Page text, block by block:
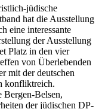
jüdische
hat die Ausstellung
eine interessante
der Ausstellung
Platz in den vier
von Überlebenden
mit der deutschen
konfliktreich.
Bergen-Belsen,
der jüdischen DP-